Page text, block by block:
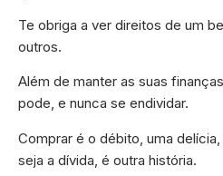
Te obriga a ver direitos de um
outros.
Além de manter as suas
pode, e nunca se endividar.
Comprar é o débito, uma
seja a dívida, é outra história.